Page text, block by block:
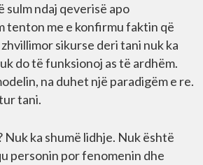
sulm ndaj qeverisë apo
tenton me e konfirmu faktin që
sikurse deri tani nuk ka
do të funksionoj as të ardhëm.
na duhet një paradigëm e re.
tani.
Nuk ka shumë lidhje. Nuk është
personin por fenomenin dhe